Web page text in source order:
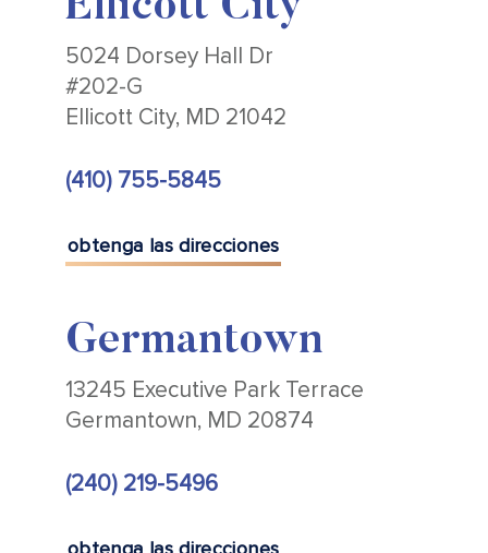
Ellicott City
5024 Dorsey Hall Dr
#202-G
Ellicott City, MD 21042
(410) 755-5845
obtenga las direcciones
Germantown
13245 Executive Park Terrace
Germantown, MD 20874
(240) 219-5496